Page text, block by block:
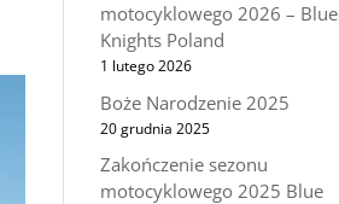
motocyklowego 2026 – Blue
Knights Poland
1 lutego 2026
Boże Narodzenie 2025
20 grudnia 2025
Zakończenie sezonu
motocyklowego 2025 Blue